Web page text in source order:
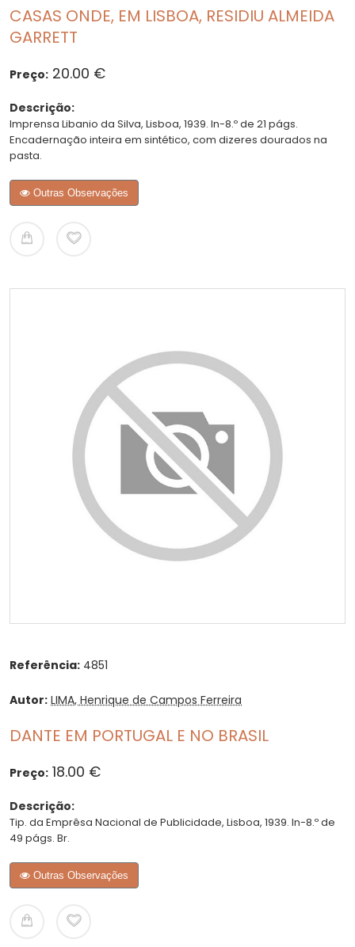
CASAS ONDE, EM LISBOA, RESIDIU ALMEIDA
GARRETT
Preço: 20.00 €
Descrição:
Imprensa Libanio da Silva, Lisboa, 1939. In-8.º de 21 págs.
Encadernação inteira em sintético, com dizeres dourados na
pasta.
Outras Observações
Referência: 4851
Autor: LIMA, Henrique de Campos Ferreira
DANTE EM PORTUGAL E NO BRASIL
Preço: 18.00 €
Descrição:
Tip. da Emprêsa Nacional de Publicidade, Lisboa, 1939. In-8.º de
49 págs. Br.
Outras Observações